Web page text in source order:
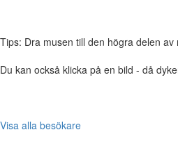
Tips: Dra musen till den högra delen
Du kan också klicka på en bild - då
Visa alla besökare